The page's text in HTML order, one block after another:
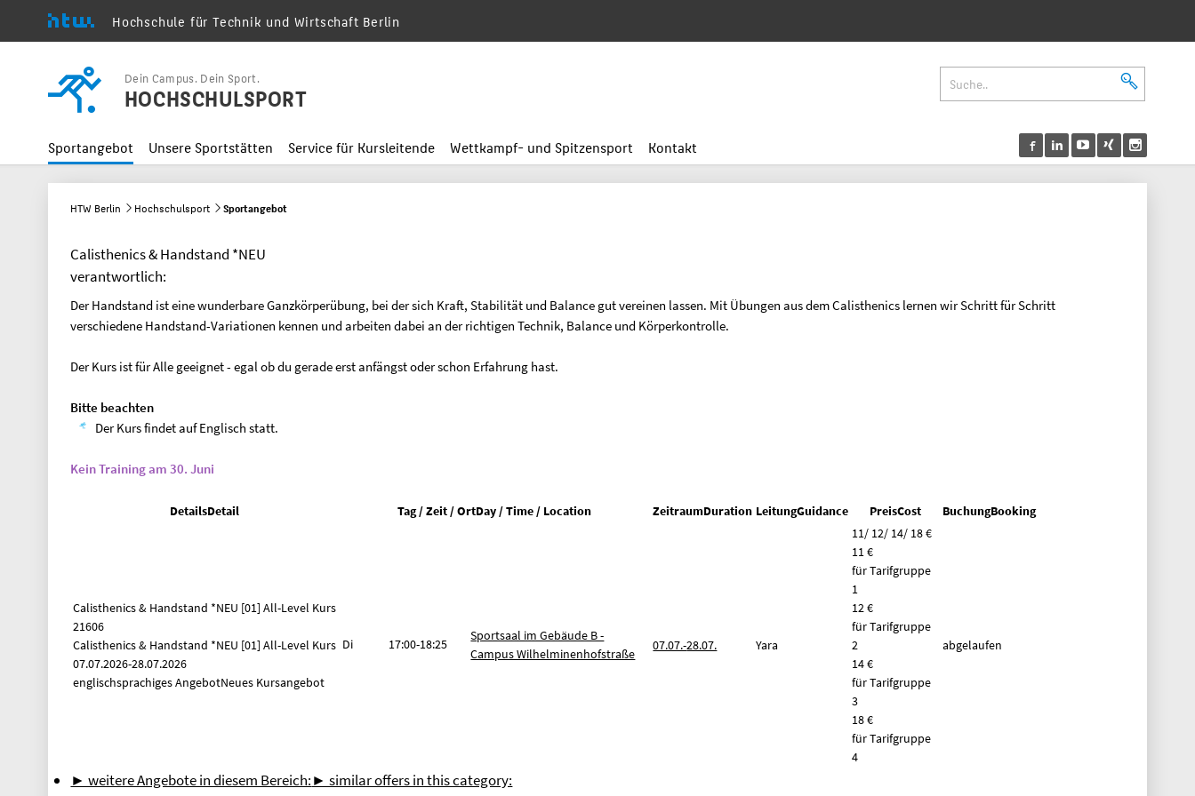
Hochschule für Technik und Wirtschaft Berlin
Dein Campus. Dein Sport.
HOCHSCHULSPORT
Sportangebot Unsere Sportstätten Service für Kursleitende Wettkampf- und Spitzensport Kontakt
HTW Berlin Hochschulsport Sportangebot
Calisthenics & Handstand *NEU
verantwortlich:
Der Handstand ist eine wunderbare Ganzkörperübung, bei der sich Kraft, Stabilität und Balance gut vereinen lassen. Mit Übungen aus dem Calisthenics lernen wir Schritt für Schritt
verschiedene Handstand-Variationen kennen und arbeiten dabei an der richtigen Technik, Balance und Körperkontrolle.
Der Kurs ist für Alle geeignet - egal ob du gerade erst anfängst oder schon Erfahrung hast.
Bitte beachten
Der Kurs findet auf Englisch statt.
Kein Training am 30. Juni
DetailsDetail Tag / Zeit / OrtDay / Time / Location ZeitraumDuration LeitungGuidance PreisCost BuchungBooking
Calisthenics & Handstand *NEU [01] All-Level Kurs
21606
Calisthenics & Handstand *NEU [01] All-Level Kurs
07.07.2026-28.07.2026
englischsprachiges AngebotNeues Kursangebot
Di 17:00-18:25
Sportsaal im Gebäude B -
Campus Wilhelminenhofstraße
07.07.-28.07. Yara
11/ 12/ 14/ 18 €
11 €
für Tarifgruppe
1
12 €
für Tarifgruppe
2
14 €
für Tarifgruppe
3
18 €
für Tarifgruppe
4
abgelaufen
► weitere Angebote in diesem Bereich:► similar offers in this category: